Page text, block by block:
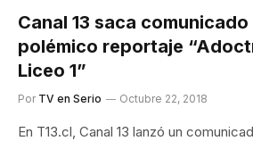
Canal 13 saca
polémico reportaje
Liceo 1”
Por TV en Serio Octubre 22, 2018
En T13.cl, Canal 13 lanzó un